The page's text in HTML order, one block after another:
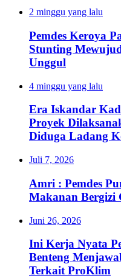
2 minggu yang lalu
Pemdes Keroya
Stunting
Unggul
4 minggu yang lalu
Era Iskandar
Proyek
Diduga Ladang
Juli 7, 2026
Amri : Pemdes
Makanan Bergizi
Juni 26, 2026
Ini Kerja Nyata
Benteng
Terkait ProKlim